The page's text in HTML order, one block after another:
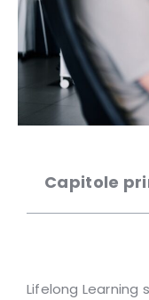
Capitole
Lifelong Learning